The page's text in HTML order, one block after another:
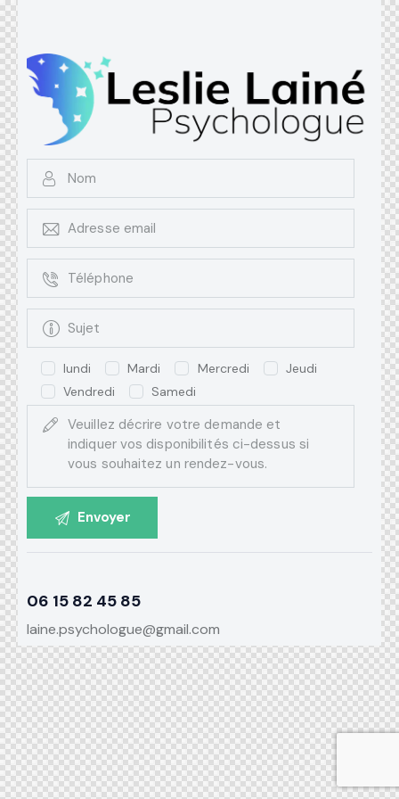
lundi Mardi Mercredi
Jeudi
Vendredi
Samedi
06 15 82 45 85
laine.psychologue@gmail.com